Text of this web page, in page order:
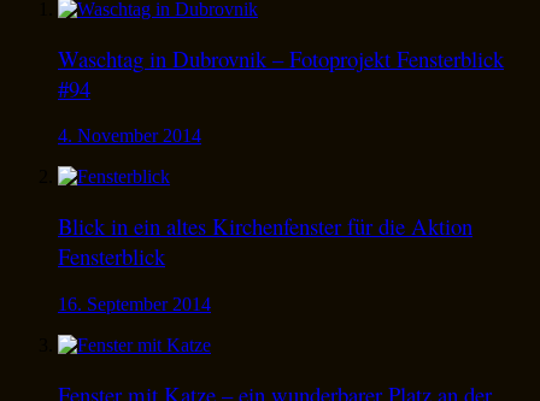
Waschtag in Dubrovnik – Fotoprojekt Fensterblick
#94
4. November 2014
Blick in ein altes Kirchenfenster für die Aktion
Fensterblick
16. September 2014
Fenster mit Katze – ein wunderbarer Platz an der